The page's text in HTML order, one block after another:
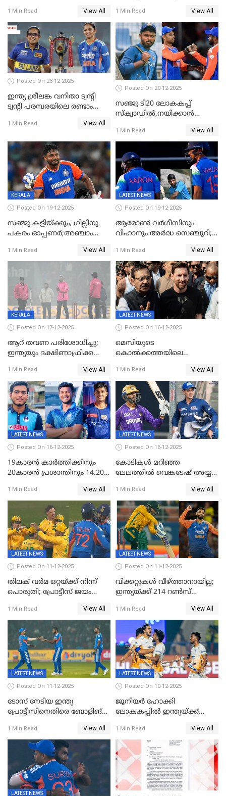
സച്ചിന്‍റെ റെക്കോഡ് മറികടന്ന്
കോഹ്‌ലി, രോഹിത്
വാർണർക്കൊപ്പം
1 Min Read View All
റെക്കോഡുമായി
ഇന്തോനേഷ്യൻ താരം
1 Min Read View All
Posted On 23-12-2025
ഇന്ത്യ ശ്രീലങ്ക വനിതാ ട്വന്റി
ട്വന്റി പരമ്പരയിലെ രണ്ടാം
1 Min Read View All
Posted On 20-12-2025
സഞ്ജു ടി20 ലോകകപ്പ്
സ്‌ക്വാഡിൽ,നയിക്കാൻ
പ്രഖ്യാപിച്ച് ബി.സി.സി.ഐ
1 Min Read View All
KERALA
Posted On 19-12-2025
സഞ്ജു കളിയ്ക്കും, ഗില്ലിനു
പകരം ഓപ്പണർ;അഞ്ചാം
മാറ്റം
1 Min Read View All
LATEST NEWS
Posted On 19-12-2025
ആരോൺ വർഗീസിനും
വിഹാനും അർദ്ധ സെഞ്ചുറി;
ഇന്ത്യ ഫൈനലിൽ
1 Min Read View All
KERALA
Posted On 17-12-2025
ആറ് തവണ പരിശോധിച്ചു;
ഇന്ത്യയും ദക്ഷിണാഫ്രിക്കയും
ഉപേക്ഷിച്ചു
1 Min Read View All
LATEST NEWS
Posted On 16-12-2025
മെസിയുടെ
കൊൽക്കത്തയിലെ
സംഘർഷം: കായിക മന്ത്രി
അരൂപ് ബിശ്വാസ് രാജിവച്ചു
1 Min Read View All
LATEST NEWS
Posted On 16-12-2025
19കാരൻ കാർത്തിക്കിനും
20കാരൻ പ്രശാന്തിനും 14.20
കോടിക്ക് ഡൽഹിയിൽ;
മലയാളി താരം വിഘ്നേഷ്
പുത്തുർ രാജസ്ഥാനിൽ
1 Min Read View All
LATEST NEWS
Posted On 16-12-2025
കോടികൾ മറിഞ്ഞ
ലേലത്തിൽ വെങ്കടേഷ് അയ്യര്‍
ബംഗളൂരുവില്‍; ക്വിന്റണ്‍ ഡി
കോക്ക് മുംബൈ
ഇന്ത്യന്‍സില്‍; 25കോടിക്ക്
കാമറൂൺ ഗ്രീൻ
കൊൽക്കത്തയിൽ
1 Min Read View All
LATEST NEWS
Posted On 11-12-2025
തിലക് വർമ ഒറ്റയ്ക്ക് നിന്ന്
പൊരുതി; പ്രോട്ടീസ് ജയം
1 Min Read View All
LATEST NEWS
Posted On 11-12-2025
വിക്കറ്റുകൾ വീഴ്ത്താനായില്ല;
ഇന്ത്യയ്ക്ക് 214 റൺസ്
ഡികോക്ക് കസറി
1 Min Read View All
LATEST NEWS
Posted On 11-12-2025
ടോസ് നേടിയ ഇന്ത്യ
പ്രോട്ടീസിനെതിരെ ബോളിങ്
1 Min Read View All
LATEST NEWS
Posted On 10-12-2025
ജൂനിയര്‍ ഹോക്കി
ലോകകപ്പിൽ ഇന്ത്യയ്ക്ക്
1 Min Read View All
LATEST NEWS